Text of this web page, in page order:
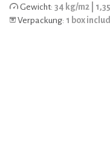
Gewicht: 34 kg/m2 |
Verpackung: 1 box